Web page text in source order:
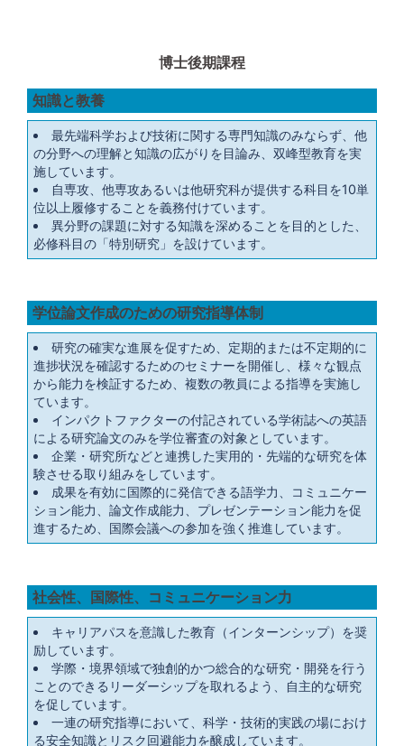
博士後期課程
知識と教養
最先端科学および技術に関する専門知識のみならず、他
の分野への理解と知識の広がりを目論み、双峰型教育を実
施しています。
自専攻、他専攻あるいは他研究科が提供する科目を10単
位以上履修することを義務付けています。
異分野の課題に対する知識を深めることを目的とした、
必修科目の「特別研究」を設けています。
学位論文作成のための研究指導体制
研究の確実な進展を促すため、定期的または不定期的に
進捗状況を確認するためのセミナーを開催し、様々な観点
から能力を検証するため、複数の教員による指導を実施し
ています。
インパクトファクターの付記されている学術誌への英語
による研究論文のみを学位審査の対象としています。
企業・研究所などと連携した実用的・先端的な研究を体
験させる取り組みをしています。
成果を有効に国際的に発信できる語学力、コミュニケー
ション能力、論文作成能力、プレゼンテーション能力を促
進するため、国際会議への参加を強く推進しています。
社会性、国際性、コミュニケーション力
キャリアパスを意識した教育（インターンシップ）を奨
励しています。
学際・境界領域で独創的かつ総合的な研究・開発を行う
ことのできるリーダーシップを取れるよう、自主的な研究
を促しています。
一連の研究指導において、科学・技術的実践の場におけ
る安全知識とリスク回避能力を醸成しています。